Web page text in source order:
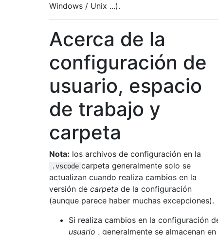
Windows / Unix ...).
Acerca de la
configuración de
usuario, espacio
de trabajo y
carpeta
Nota: los archivos de configuración en la
.vscode carpeta generalmente solo se
actualizan cuando realiza cambios en la
versión de carpeta de la configuración
(aunque parece haber muchas excepciones).
Si realiza cambios en la configuración
usuario , generalmente se almacenan en